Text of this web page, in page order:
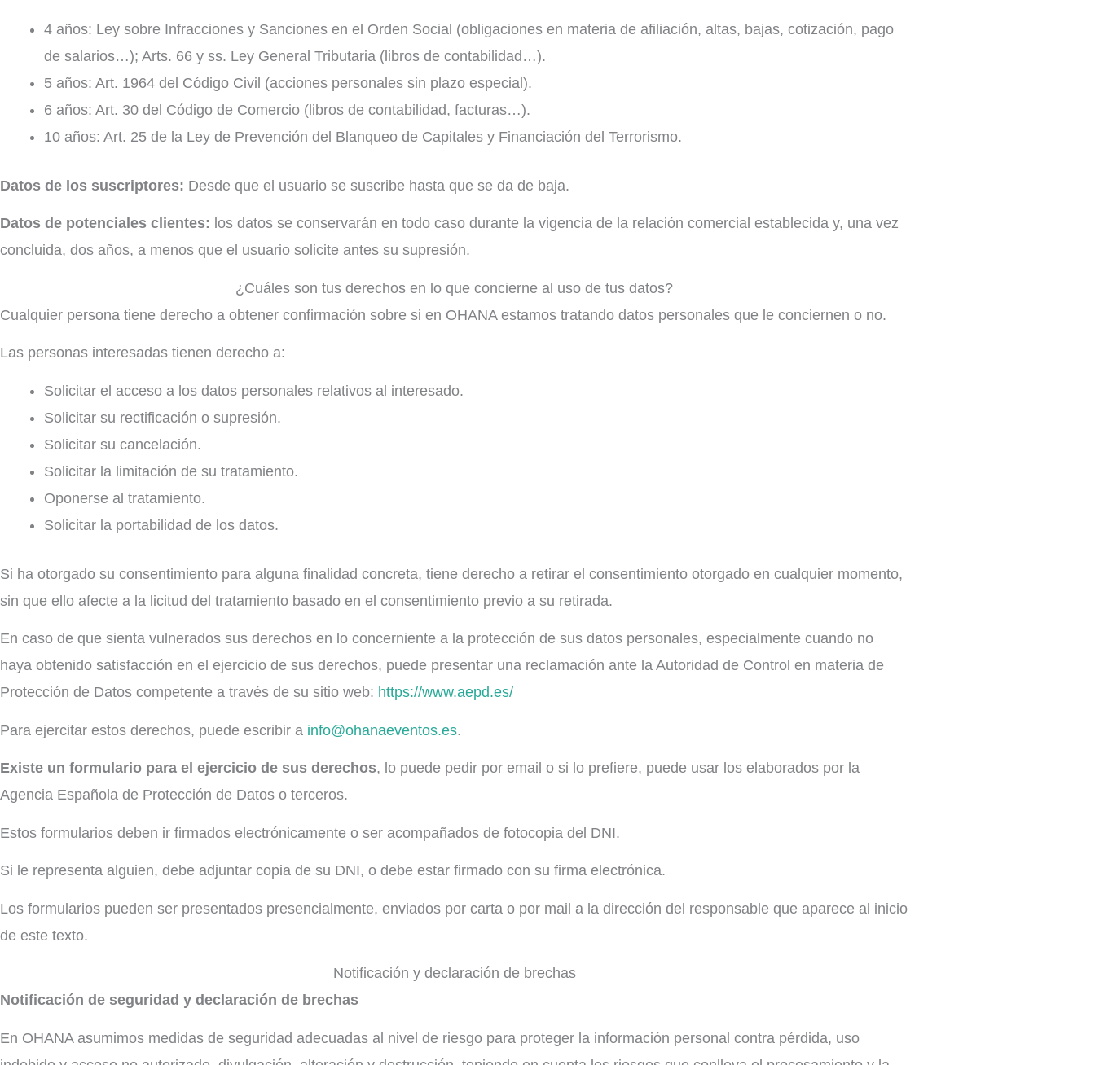
4 años: Ley sobre Infracciones y Sanciones en el Orden Social (obligaciones en materia de afiliación, altas, bajas, cotización, pago
de salarios…); Arts. 66 y ss. Ley General Tributaria (libros de contabilidad…).
5 años: Art. 1964 del Código Civil (acciones personales sin plazo especial).
6 años: Art. 30 del Código de Comercio (libros de contabilidad, facturas…).
10 años: Art. 25 de la Ley de Prevención del Blanqueo de Capitales y Financiación del Terrorismo.
Datos de los suscriptores: Desde que el usuario se suscribe hasta que se da de baja.
Datos de potenciales clientes: los datos se conservarán en todo caso durante la vigencia de la relación comercial establecida y, una vez
concluida, dos años, a menos que el usuario solicite antes su supresión.
¿Cuáles son tus derechos en lo que concierne al uso de tus datos?
Cualquier persona tiene derecho a obtener confirmación sobre si en OHANA estamos tratando datos personales que le conciernen o no.
Las personas interesadas tienen derecho a:
Solicitar el acceso a los datos personales relativos al interesado.
Solicitar su rectificación o supresión.
Solicitar su cancelación.
Solicitar la limitación de su tratamiento.
Oponerse al tratamiento.
Solicitar la portabilidad de los datos.
Si ha otorgado su consentimiento para alguna finalidad concreta, tiene derecho a retirar el consentimiento otorgado en cualquier momento,
sin que ello afecte a la licitud del tratamiento basado en el consentimiento previo a su retirada.
En caso de que sienta vulnerados sus derechos en lo concerniente a la protección de sus datos personales, especialmente cuando no
haya obtenido satisfacción en el ejercicio de sus derechos, puede presentar una reclamación ante la Autoridad de Control en materia de
Protección de Datos competente a través de su sitio web: https://www.aepd.es/
Para ejercitar estos derechos, puede escribir a info@ohanaeventos.es.
Existe un formulario para el ejercicio de sus derechos, lo puede pedir por email o si lo prefiere, puede usar los elaborados por la
Agencia Española de Protección de Datos o terceros.
Estos formularios deben ir firmados electrónicamente o ser acompañados de fotocopia del DNI.
Si le representa alguien, debe adjuntar copia de su DNI, o debe estar firmado con su firma electrónica.
Los formularios pueden ser presentados presencialmente, enviados por carta o por mail a la dirección del responsable que aparece al inicio
de este texto.
Notificación y declaración de brechas
Notificación de seguridad y declaración de brechas
En OHANA asumimos medidas de seguridad adecuadas al nivel de riesgo para proteger la información personal contra pérdida, uso